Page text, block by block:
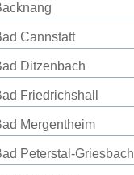
Cannstatt
Ditzenbach
Friedrichshall
Mergentheim
Peterstal-Griesbach